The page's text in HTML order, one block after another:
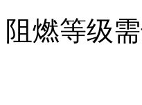
阻燃等级